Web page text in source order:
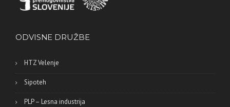
ODVISNE DRUŽBE
HTZ Velenje
Sipoteh
PLP – Lesna industrija